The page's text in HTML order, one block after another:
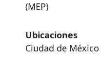
(MEP)
Ubicaciones
Ciudad de México